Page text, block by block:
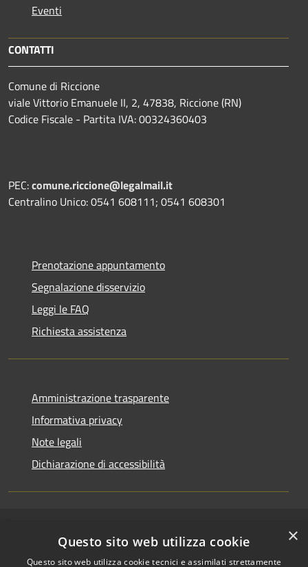
Eventi
CONTATTI
Comune di Riccione
viale Vittorio Emanuele II, 2, 47838, Riccione (RN)
Codice Fiscale - Partita IVA: 00324360403
PEC:comune.riccione@legalmail.it
Centralino Unico: 0541 608111; 0541 608301
Prenotazione appuntamento
Segnalazione disservizio
Leggi le FAQ
Richiesta assistenza
Amministrazione trasparente
Informativa privacy
Note legali
Dichiarazione di accessibilità
Accessibilità
Copyright © 2026 • Comune di
Riccione • Powered by
×
Questo sito web utilizza cookie
Questo sito web utilizza cookie tecnici e assimilati strettamente